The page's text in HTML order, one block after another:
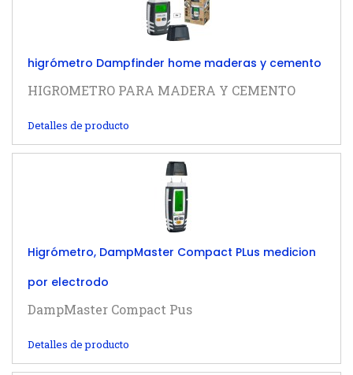
higrómetro Dampfinder home maderas y cemento
HIGROMETRO PARA MADERA Y CEMENTO
Detalles de producto
Higrómetro, DampMaster Compact PLus medicion
por electrodo
DampMaster Compact Pus
Detalles de producto